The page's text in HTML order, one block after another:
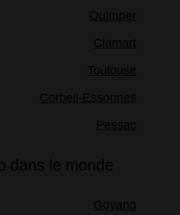
Quimper
Clamart
Toulouse
Corbeil-Essonnes
Pessac
dans le monde
Goyang